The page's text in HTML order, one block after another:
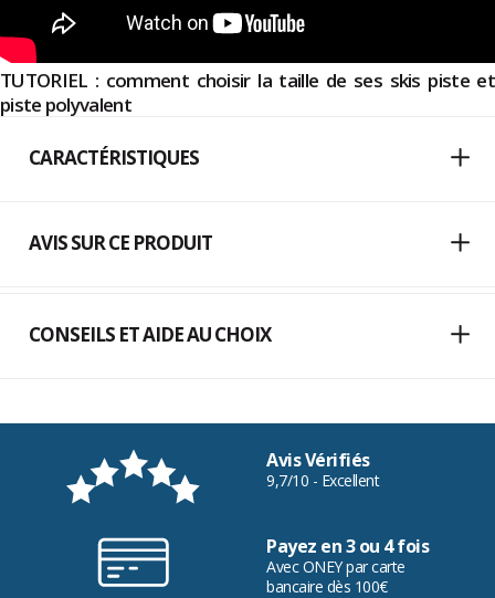
TUTORIEL : comment choisir la taille de ses skis piste et
piste polyvalent
CARACTÉRISTIQUES
AVIS SUR CE PRODUIT
CONSEILS ET AIDE AU CHOIX
Avis Vérifiés
9,7/10 - Excellent
Payez en 3 ou 4 fois
Avec ONEY par carte
bancaire dès 100€